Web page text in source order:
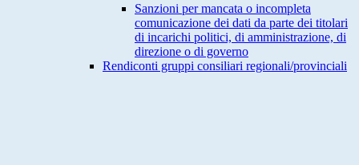
Sanzioni per mancata o incompleta
comunicazione dei dati da parte dei titolari
di incarichi politici, di amministrazione, di
direzione o di governo
Rendiconti gruppi consiliari regionali/provinciali